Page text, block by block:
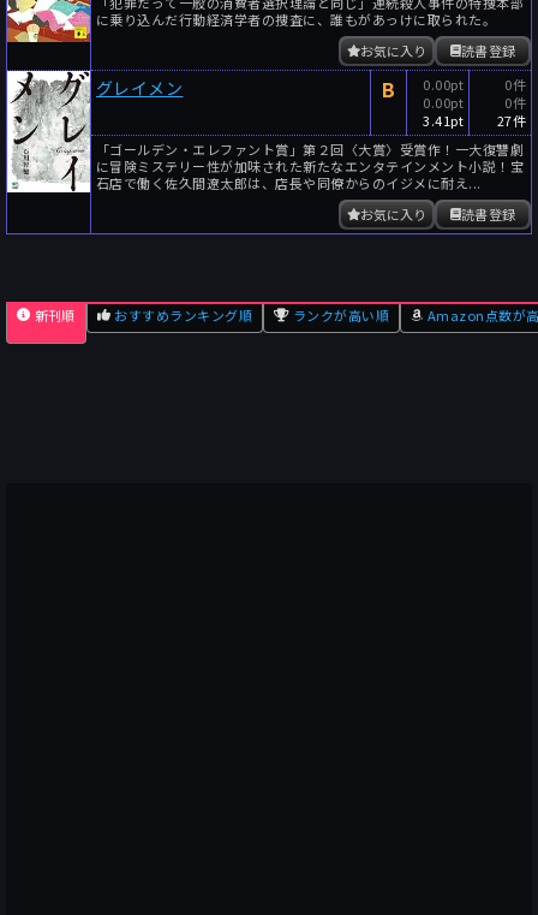
に乗り込んだ行動経済学者の捜査に、誰もがあっけに取られた。
読書登録
お気に入り
グレイメン B
0.00pt
0.00pt
3.41pt
0件
0件
27件
「ゴールデン・エレファント賞」第２回〈大賞〉受賞作！一大復讐劇
に冒険ミステリー性が加味された新たなエンタテインメント小説！宝
石店で働く佐久間遼太郎は、店長や同僚からのイジメに耐え...
読書登録
お気に入り
新刊順 おすすめランキング順 ランクが高い順 Amazon点数が